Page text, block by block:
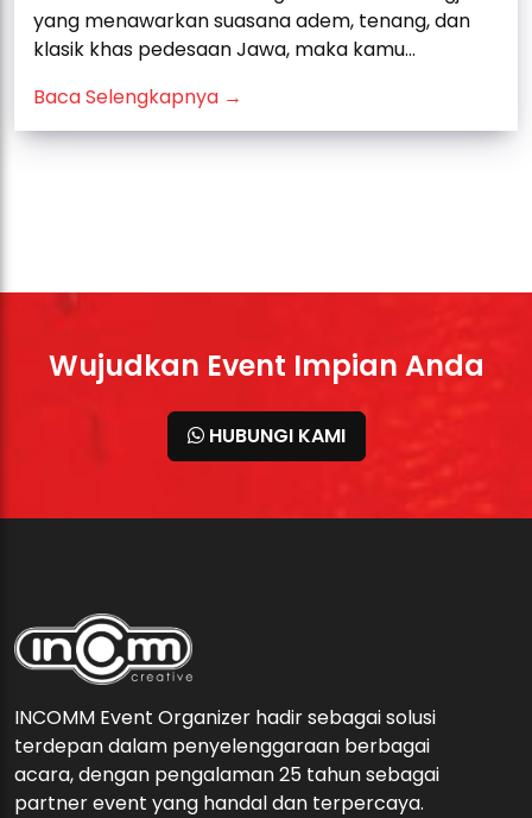
yang menawarkan suasana adem, tenang, dan
klasik khas pedesaan Jawa, maka kamu...
Baca Selengkapnya →
Wujudkan Event Impian Anda
HUBUNGI KAMI
INCOMM Event Organizer hadir sebagai solusi
terdepan dalam penyelenggaraan berbagai
acara, dengan pengalaman 25 tahun sebagai
partner event yang handal dan terpercaya.